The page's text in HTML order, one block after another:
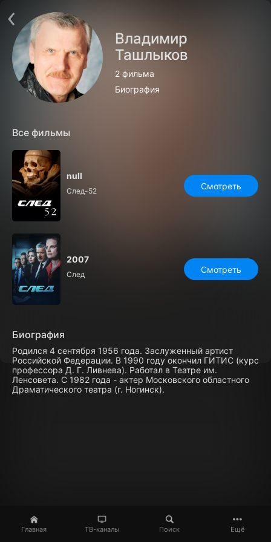
Главная ТВ-каналы Поиск Ещё
Владимир
Ташлыков
2 фильма
Биография
Все фильмы
null
След-52 Смотреть
2007
След Смотреть
Биография
Родился 4 сентября 1956 года. Заслуженный артист
Российской Федерации. В 1990 году окончил ГИТИС (курс
профессора Д. Г. Ливнева). Работал в Театре им.
Ленсовета. С 1982 года - актер Московского областного
Драматического театра (г. Ногинск).
О сервисе
Пользовательское соглашение
Политика конфиденциальности
Для партнёров
Открыть приложение
Установить на ТВ
Бесплатные каналы